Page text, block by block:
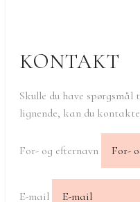
KONTAKT
Skulle du have
lignende, kan du kontakte
For- og efternavn
E-mail